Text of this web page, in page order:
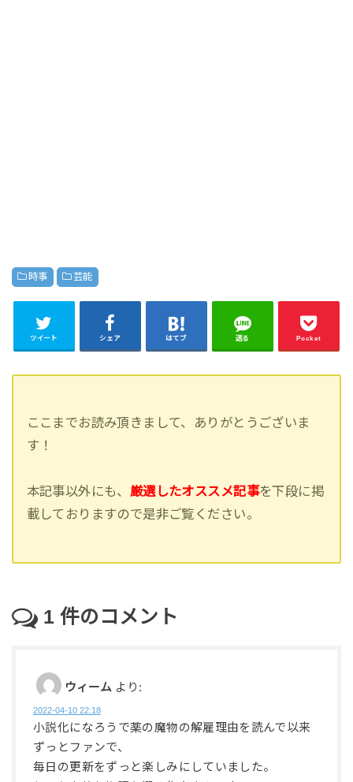
時事 芸能
ツイート シェア はてブ 送る Pocket
ここまでお読み頂きまして、ありがとうございま
す！
本記事以外にも、 厳選したオススメ記事を下段に掲
載しておりますので是非ご覧ください。
1件のコメント
ウィーム より:
2022-04-10 22:18
小説化になろうで薬の魔物の解雇理由を読んで以来
ずっとファンで、
毎日の更新をずっと楽しみにしていました。